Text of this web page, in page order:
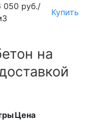
050 руб./
Купить
на
Цена